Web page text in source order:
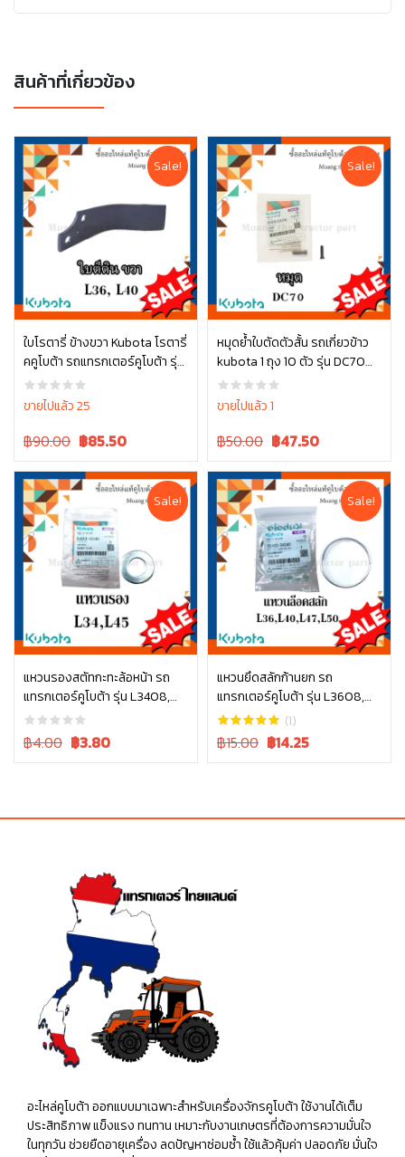
สินค้าที่เกี่ยวข้อง
Sale!
ใบโรตารี่ ข้างขวา Kubota โรตารี่
คคูโบต้า รถแทรกเตอร์คูโบต้า รุ่น
L3608, L4018 W9516-54173
ขายไปแล้ว 25
Original
was:
฿90.00.
฿90.00 Current
is:
฿90.00.
฿85.50
หยิบใส่ตะกร้า
Sale!
หมุดย้ำใบตัดตัวสั้น รถเกี่ยวข้าว
kubota 1 ถุง 10 ตัว รุ่น DC70
5T072-51380
ขายไปแล้ว 1
Original
was:
฿50.00.
฿50.00 Current
is:
฿50.00.
฿47.50
หยิบใส่ตะกร้า
Sale!
แหวนรองสตัทกะทะล้อหน้า รถ
แทรกเตอร์คูโบต้า รุ่น L3408,
L4508 04013-60140
Original
฿4.00 Current
฿3.80
หยิบใส่ตะกร้า
Sale!
แหวนยึดสลักก้านยก รถ
แทรกเตอร์คูโบต้า รุ่น L3608,
L4018, L4508, L4708, L5018
tc402-34340
(1)
Original
฿15.00 Current
฿14.25
หยิบใส่ตะกร้า
อะไหล่คูโบต้า ออกแบบมาเฉพาะสำหรับเครื่องจักรคูโบต้า ใช้งานได้เต็ม
ประสิทธิภาพ แข็งแรง ทนทาน เหมาะกับงานเกษตรที่ต้องการความมั่นใจ
ในทุกวัน ช่วยยืดอายุเครื่อง ลดปัญหาซ่อมซ้ำ ใช้แล้วคุ้มค่า ปลอดภัย มั่นใจ